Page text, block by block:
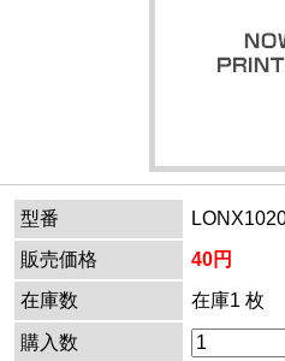
型番
販売価格
40円
在庫数
在庫1 枚
購入数